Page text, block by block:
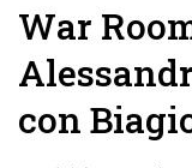
War
con